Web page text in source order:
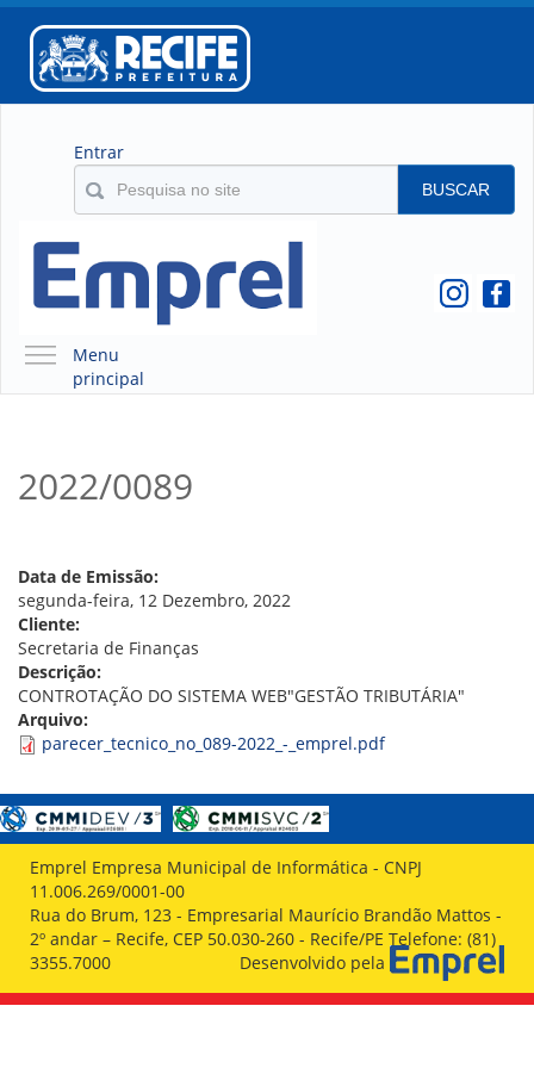
Entrar
BUSCAR
Menu
principal
O QUE É A EMPREL
CONSELHOS
LOCALIZAÇÃO
GESTORES
GOVERNANÇA
NOTÍCIAS
COMPRAS
COMISSÕES
LICITAÇÕES
REGULAMENTO INTERNO DE LICITAÇÕES E
CONTRATO
GESTÃO DE PESSOAS
COLABORADORES
2022/0089
Data de Emissão:
segunda-feira, 12 Dezembro, 2022
Cliente:
Secretaria de Finanças
Descrição:
CONTROTAÇÃO DO SISTEMA WEB"GESTÃO TRIBUTÁRIA"
Arquivo:
parecer_tecnico_no_089-2022_-_emprel.pdf
Emprel Empresa Municipal de Informática - CNPJ
11.006.269/0001-00
Rua do Brum, 123 - Empresarial Maurício Brandão Mattos -
2º andar – Recife, CEP 50.030-260 - Recife/PE Telefone: (81)
3355.7000
Desenvolvido pela